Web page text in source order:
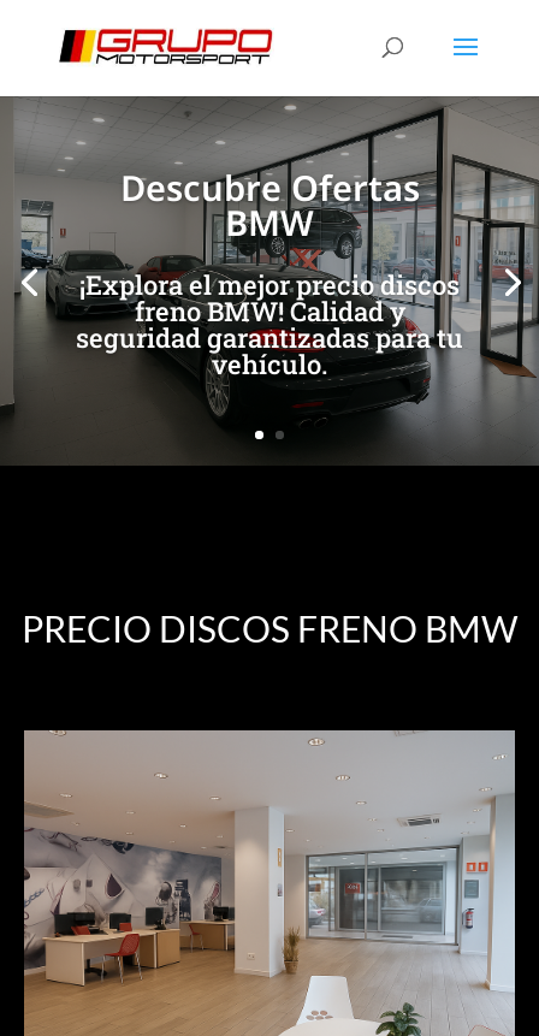
Descubre Ofertas
BMW
¡Explora el mejor precio discos
freno BMW! Calidad y
seguridad garantizadas para tu
vehículo.
[/et_pb_slide] [/et_pb_slide]
PRECIO DISCOS FRENO BMW